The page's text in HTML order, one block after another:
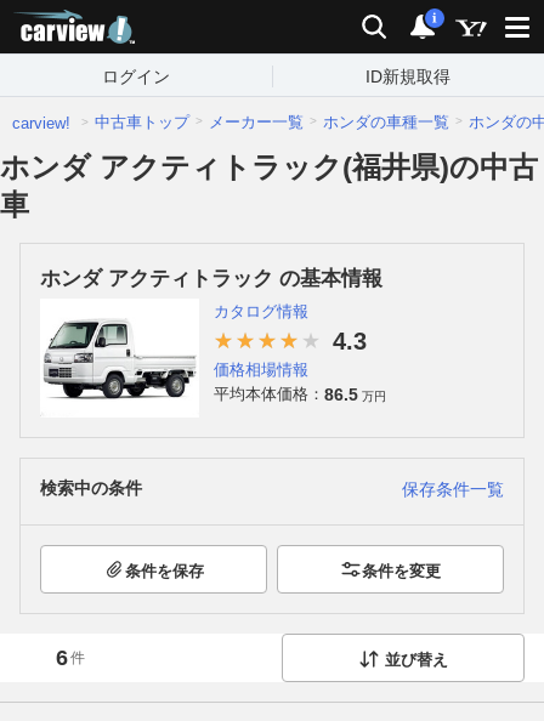
検索 通知
i
ログイン ID新規取得
carview! 中古車トップ メーカー一覧 ホンダの車種一覧 ホンダの
ホンダ アクティトラック(福井県)の中古
車
ホンダ アクティトラック の基本情報
カタログ情報
4.3
価格相場情報
平均本体価格： 86.5 万円
検索中の条件 保存条件一覧
条件を保存 条件を変更
6件 並び替え